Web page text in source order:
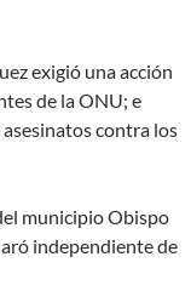
exigió una acción
de la ONU; e
contra los
municipio Obispo
independiente de